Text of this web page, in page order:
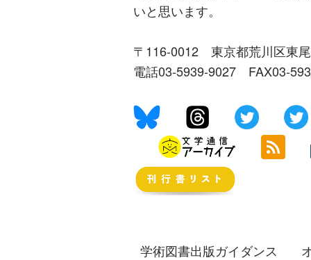
いと思います。
〒116-0012 東京都荒川区東
電話03-5939-9027 FAX03-
学術図書出版ガイダンス